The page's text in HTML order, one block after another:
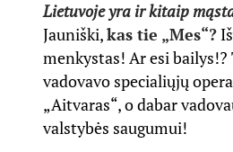
Lietuvoje yra ir kitaip
Jauniški,kas tie „Mes“?
menkystas! Ar esi bailys!?
vadovavo specialiųjų
„Aitvaras“, o dabar
valstybės saugumui!